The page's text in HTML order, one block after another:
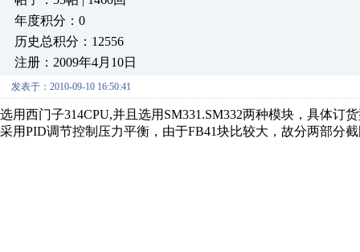
年度积分：0
历史总积分：12556
注册：2009年4月10日
发表于：2010-09-10 16:50:41
选用西门子314CPU,并且选用SM331.SM332两种模块，具体订
采用PID调节控制压力平衡，由于FB41块比较大，故分两部分